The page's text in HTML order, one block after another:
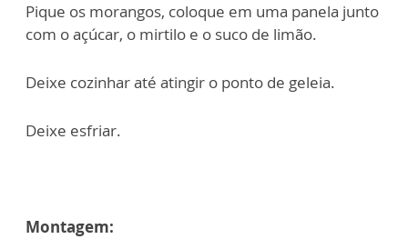
Pique os morangos, coloque em uma panela junto
com o açúcar, o mirtilo e o suco de limão.
Deixe cozinhar até atingir o ponto de geleia.
Deixe esfriar.
Montagem: